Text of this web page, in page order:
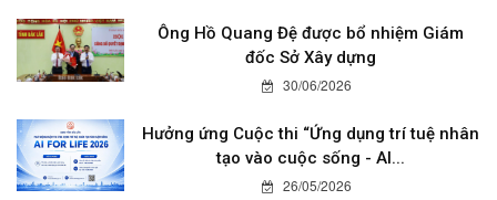
Ông Hồ Quang Đệ được bổ nhiệm Giám
đốc Sở Xây dựng
30/06/2026
Hưởng ứng Cuộc thi “Ứng dụng trí tuệ nhân
tạo vào cuộc sống - AI...
26/05/2026